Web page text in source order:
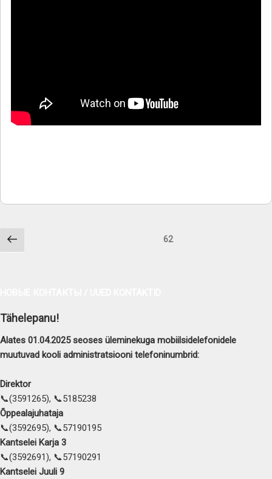
Пагинация
записей
Предыдущая
страница
Страница62
Tähelepanu!
Alates 01.04.2025 seoses üleminekuga mobiilsidelefonidele
muutuvad kooli administratsiooni telefoninumbrid:
Direktor
📞(3591265), 📞5185238
Õppealajuhataja
📞(3592695), 📞57190195
Kantselei Karja 3
📞(3592691), 📞57190291
Kantselei Juuli 9